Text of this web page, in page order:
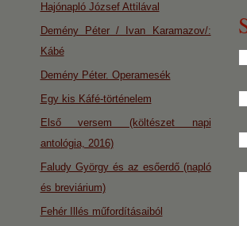
Hajónapló József Attilával
Demény Péter / Ivan Karamazov/:
Kábé
Demény Péter. Operamesék
Egy kis Káfé-történelem
Első versem (költészet napi
antológia, 2016)
Faludy György és az esőerdő (napló
és breviárium)
Fehér Illés műfordításaiból